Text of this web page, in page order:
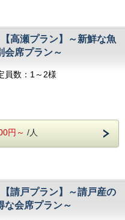
8：00～
ください。
コップ / グラス
タオル
プー
ニティバイキングコーナーに
。
ださい。
料の縦型ランドリーがござい
瀬プラン】～新鮮な魚
会席プラン～
員数：1～2様
ビ
ポッド
コップ / グラス
タオル
ニティバイキングコーナーに
。
円～ /人
戸プラン】～請戸産の
な会席プラン～